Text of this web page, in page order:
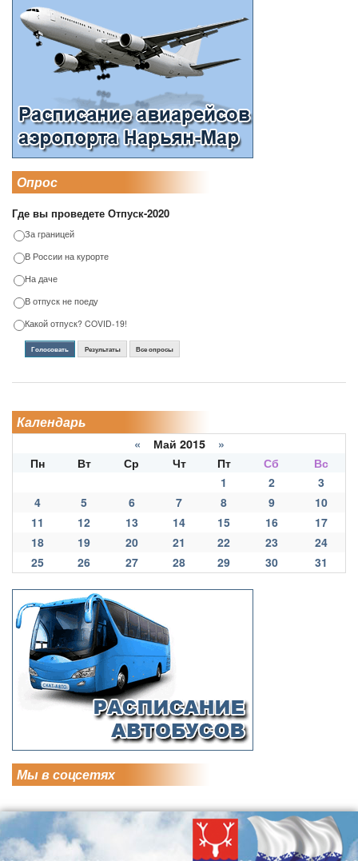
Опрос
Где вы проведете Отпуск-2020
За границей
В России на курорте
На даче
В отпуск не поеду
Какой отпуск? COVID-19!
Голосовать Результаты Все опросы
Календарь
« Май 2015 »
Пн
Вт Ср Чт Пт Сб
Вс
1
2
3
4
5 6 7 8 9
10
11
12 13 14 15 16
17
18
19 20 21 22 23
24
25
26 27 28 29 30 31
Мы в соцсетях